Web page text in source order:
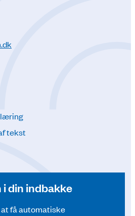
tekst
i din indbakke
få automatiske